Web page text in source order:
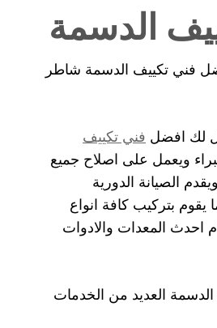
الدسمة
فني تكييف الدسمة شاطر
لك افضل فني تكييف
ويعمل على اصلاح جميع
الصيانة الدورية
يقوم بتركيب كافة انواع
احدث المعدات والادوات
العديد من الخدمات